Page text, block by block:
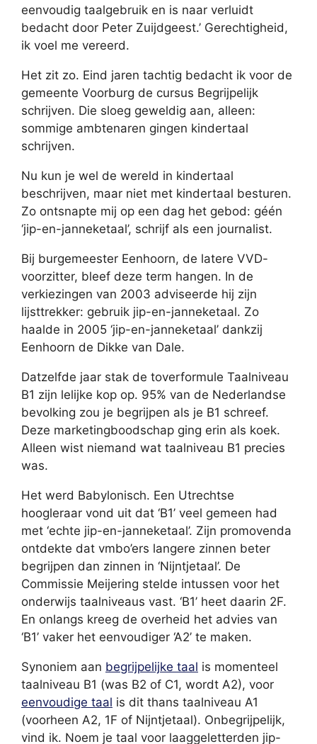
eenvoudig taalgebruik en is naar verluidt
bedacht door Peter Zuijdgeest.’ Gerechtigheid,
ik voel me vereerd.
Het zit zo. Eind jaren tachtig bedacht ik voor de
gemeente Voorburg de cursus Begrijpelijk
schrijven. Die sloeg geweldig aan, alleen:
sommige ambtenaren gingen kindertaal
schrijven.
Nu kun je wel de wereld in kindertaal
beschrijven, maar niet met kindertaal besturen.
Zo ontsnapte mij op een dag het gebod: géén
‘jip-en-janneketaal’, schrijf als een journalist.
Bij burgemeester Eenhoorn, de latere VVD-
voorzitter, bleef deze term hangen. In de
verkiezingen van 2003 adviseerde hij zijn
lijsttrekker: gebruik jip-en-janneketaal. Zo
haalde in 2005 ‘jip-en-janneketaal’ dankzij
Eenhoorn de Dikke van Dale.
Datzelfde jaar stak de toverformule Taalniveau
B1 zijn lelijke kop op. 95% van de Nederlandse
bevolking zou je begrijpen als je B1 schreef.
Deze marketingboodschap ging erin als koek.
Alleen wist niemand wat taalniveau B1 precies
was.
Het werd Babylonisch. Een Utrechtse
hoogleraar vond uit dat ‘B1’ veel gemeen had
met ‘echte jip-en-janneketaal’. Zijn promovenda
ontdekte dat vmbo’ers langere zinnen beter
begrijpen dan zinnen in ‘Nijntjetaal’. De
Commissie Meijering stelde intussen voor het
onderwijs taalniveaus vast. ‘B1’ heet daarin 2F.
En onlangs kreeg de overheid het advies van
‘B1’ vaker het eenvoudiger ‘A2’ te maken.
Synoniem aan begrijpelijke taal is momenteel
taalniveau B1 (was B2 of C1, wordt A2), voor
eenvoudige taal is dit thans taalniveau A1
(voorheen A2, 1F of Nijntjetaal). Onbegrijpelijk,
vind ik. Noem je taal voor laaggeletterden jip-